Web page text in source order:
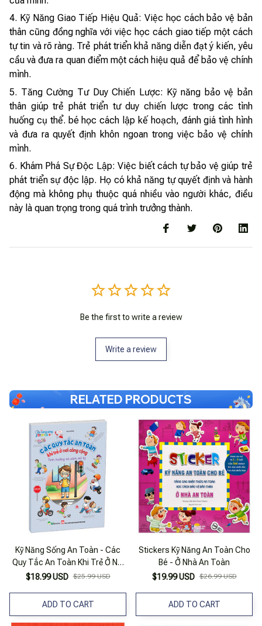
4. Kỹ Năng Giao Tiếp Hiệu Quả: Việc học cách bảo vệ bản
thân cũng đồng nghĩa với việc học cách giao tiếp một cách
tự tin và rõ ràng. Trẻ phát triển khả năng diễn đạt ý kiến, yêu
cầu và đưa ra quan điểm một cách hiệu quả để bảo vệ chính
mình.
5. Tăng Cường Tư Duy Chiến Lược: Kỹ năng bảo vệ bản
thân giúp trẻ phát triển tư duy chiến lược trong các tình
huống cụ thể. bé học cách lập kế hoạch, đánh giá tình hình
và đưa ra quyết định khôn ngoan trong việc bảo vệ chính
mình.
6. Khám Phá Sự Độc Lập: Việc biết cách tự bảo vệ giúp trẻ
phát triển sự độc lập. Họ có khả năng tự quyết định và hành
động mà không phụ thuộc quá nhiều vào người khác, điều
này là quan trọng trong quá trình trưởng thành.
Be the first to write a review
Write a review
RELATED PRODUCTS
Kỹ Năng Sống An Toàn - Các
Quy Tắc An Toàn Khi Trẻ Ở Nơi
Công Cộng - Tình Huống Và
$18.99 USD $25.99 USD
ADD TO CART
Stickers Kỹ Năng An Toàn Cho
Bé - Ở Nhà An Toàn
$19.99 USD $26.99 USD
ADD TO CART